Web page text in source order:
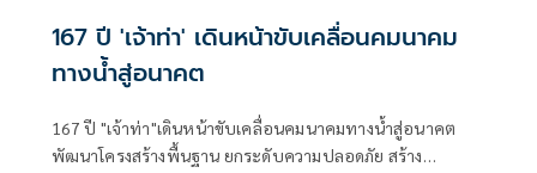
167 ปี 'เจ้าท่า' เดินหน้าขับเคลื่อนคมนาคม
ทางน้ำสู่อนาคต
167 ปี "เจ้าท่า"เดินหน้าขับเคลื่อนคมนาคมทางน้ำสู่อนาคต
พัฒนาโครงสร้างพื้นฐาน ยกระดับความปลอดภัย สร้าง